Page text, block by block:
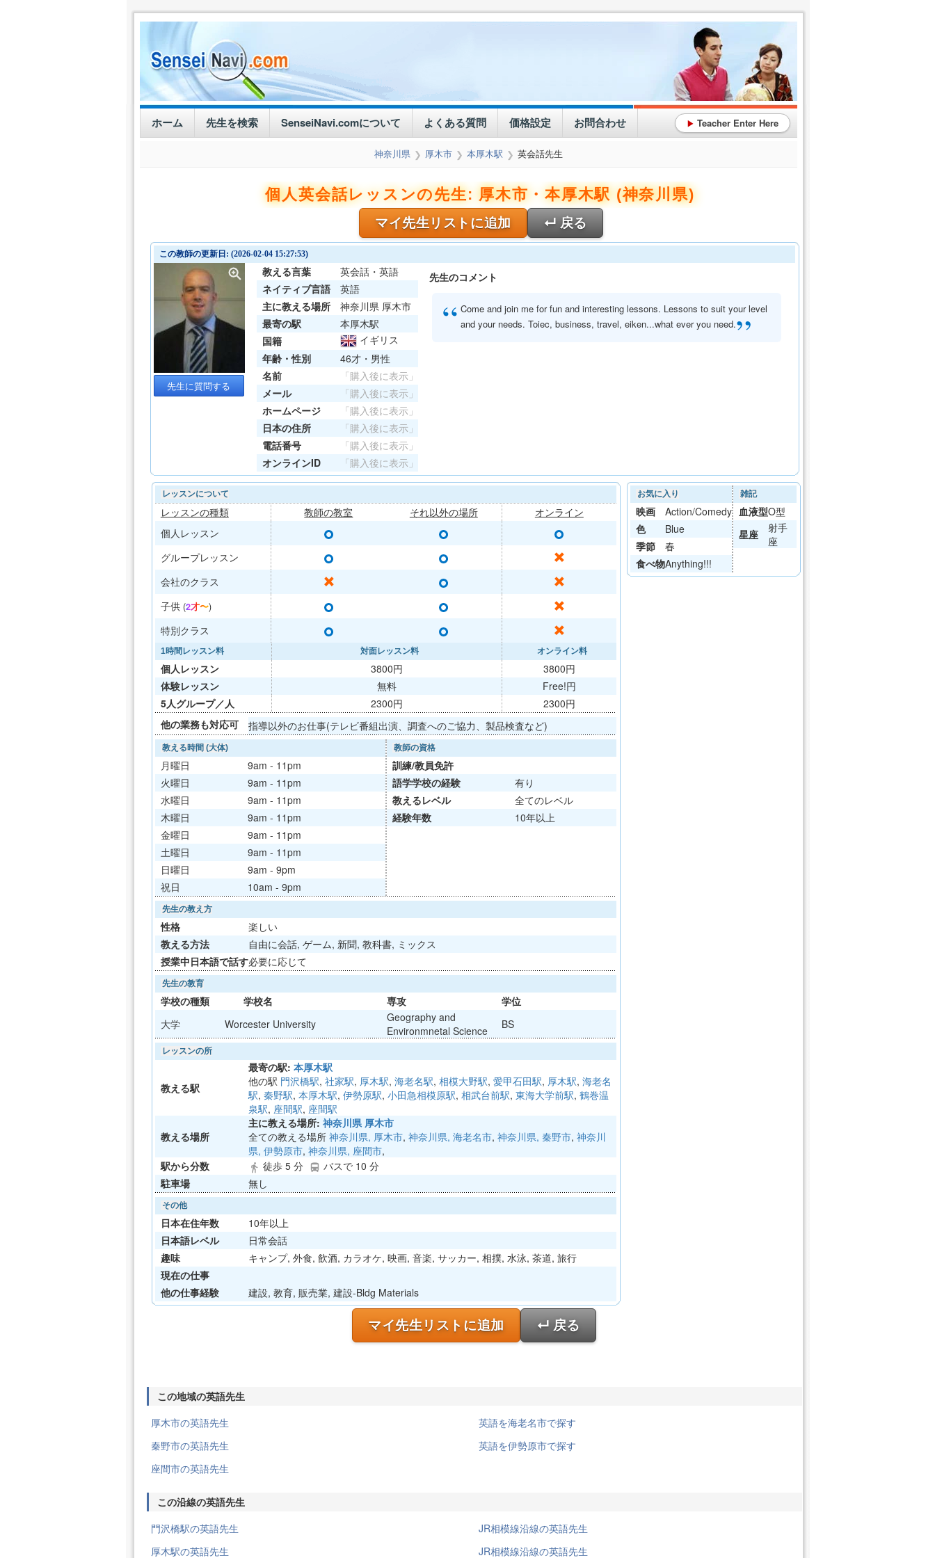
ホーム 先生を検索 SenseiNavi.comについて よくある質問 価格設定 お問合わせ ▶ Teacher Enter Here
神奈川県 ❯ 厚木市 ❯ 本厚木駅 ❯ 英会話先生
個人英会話レッスンの先生: 厚木市・本厚木駅 (神奈川県)
マイ先生リストに追加 ↵ 戻る
この教師の更新日: (2026-02-04 15:27:53)
先生に質問する
教える言葉
英会話・英語
ネイティブ言語
英語
主に教える場所
神奈川県 厚木市
最寄の駅
本厚木駅
国籍
イギリス
年齢・性別
46才・男性
名前
「購入後に表示」
メール
「購入後に表示」
ホームページ
「購入後に表示」
日本の住所
「購入後に表示」
電話番号
「購入後に表示」
オンラインID
「購入後に表示」
先生のコメント
“ Come and join me for fun and interesting lessons. Lessons to suit your level
and your needs. Toiec, business, travel, eiken...what ever you need.”
レッスンについて
レッスンの種類 教師の教室 それ以外の場所
オンライン
個人レッスン
○ ○ ○
グループレッスン ○ ○ ✕
会社のクラス ✕ ○ ✕
子供 (2才〜) ○ ○ ✕
特別クラス ○ ○ ✕
1時間レッスン料 対面レッスン料 オンライン料
個人レッスン 3800円
3800円
体験レッスン
無料
Free!円
5人グループ／人
2300円
2300円
他の業務も対応可
指導以外のお仕事(テレビ番組出演、調査へのご協力、製品検査など)
教える時間 (大体)
月曜日
9am - 11pm
火曜日
9am - 11pm
水曜日
9am - 11pm
木曜日
9am - 11pm
金曜日
9am - 11pm
土曜日
9am - 11pm
日曜日
9am - 9pm
祝日
10am - 9pm
教師の資格
訓練/教員免許
語学学校の経験
有り
教えるレベル
全てのレベル
経験年数
10年以上
先生の教え方
性格
楽しい
教える方法
自由に会話, ゲーム, 新聞, 教科書, ミックス
授業中日本語で話す必要に応じて
先生の教育
学校の種類 学校名 専攻
学位
大学
Worcester University
Geography and
Environmnetal Science
BS
レッスンの所
教える駅
最寄の駅: 本厚木駅
他の駅 門沢橋駅, 社家駅, 厚木駅, 海老名駅, 相模大野駅, 愛甲石田駅, 厚木駅, 海老名
駅, 秦野駅, 本厚木駅, 伊勢原駅, 小田急相模原駅, 相武台前駅, 東海大学前駅, 鶴巻温
泉駅, 座間駅, 座間駅
教える場所
主に教える場所: 神奈川県 厚木市
全ての教える場所 神奈川県, 厚木市, 神奈川県, 海老名市, 神奈川県, 秦野市, 神奈川
県, 伊勢原市, 神奈川県, 座間市,
駅から分数
directions_walk 徒歩 5 分 directions_bus バスで 10 分
駐車場
無し
その他
日本在住年数
10年以上
日本語レベル
日常会話
趣味
キャンプ, 外食, 飲酒, カラオケ, 映画, 音楽, サッカー, 相撲, 水泳, 茶道, 旅行
現在の仕事
他の仕事経験
建設, 教育, 販売業, 建設-Bldg Materials
お気に入り
映画
Action/Comedy
色
Blue
季節
春
食べ物Anything!!!
雑記
血液型O型
星座
射手
座
マイ先生リストに追加 ↵ 戻る
この地域の英語先生
厚木市の英語先生
英語を海老名市で探す
秦野市の英語先生
英語を伊勢原市で探す
座間市の英語先生
この沿線の英語先生
門沢橋駅の英語先生
JR相模線沿線の英語先生
厚木駅の英語先生
JR相模線沿線の英語先生